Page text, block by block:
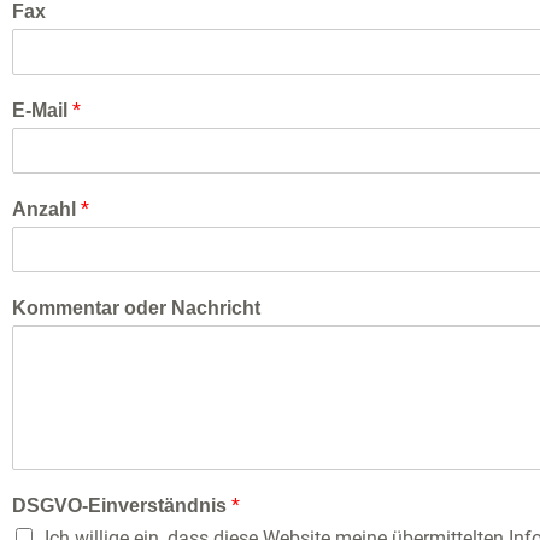
Fax
E-Mail *
Anzahl *
Kommentar oder Nachricht
DSGVO-Einverständnis *